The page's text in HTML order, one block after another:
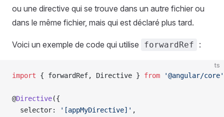
ou une directive qui se trouve dans un autre fichier ou
dans le même fichier, mais qui est déclaré plus tard.
Voici un exemple de code qui utilise forwardRef :
ts
import { forwardRef, Directive } from '@angular/core'
@Directive({
  selector:
'[appMyDirective]' ,